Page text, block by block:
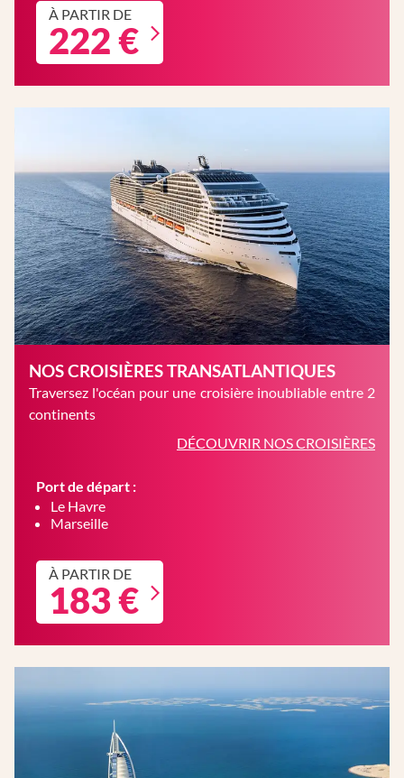
À PARTIR DE
222 €
NOS CROISIÈRES TRANSATLANTIQUES
Traversez l'océan pour une croisière inoubliable entre 2
continents
DÉCOUVRIR NOS CROISIÈRES
Port de départ :
Le Havre
Marseille
À PARTIR DE
183 €